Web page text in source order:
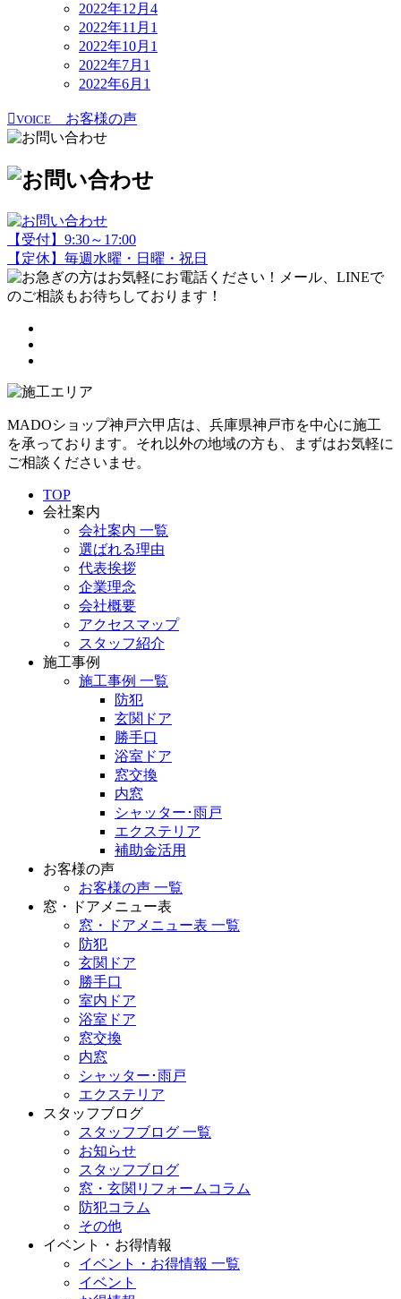
2022年12月 4
2022年11月 1
2022年10月 1
2022年7月 1
2022年6月 1
VOICE お客様の声
【受付】9:30～17:00
【定休】毎週水曜・日曜・祝日
MADOショップ神戸六甲店は、兵庫県神戸市を中心に施工
を承っております。それ以外の地域の方も、まずはお気軽に
ご相談くださいませ。
TOP
会社案内
会社案内 一覧
選ばれる理由
代表挨拶
企業理念
会社概要
アクセスマップ
スタッフ紹介
施工事例
施工事例 一覧
防犯
玄関ドア
勝手口
浴室ドア
窓交換
内窓
シャッター･雨戸
エクステリア
補助金活用
お客様の声
お客様の声 一覧
窓・ドアメニュー表
窓・ドアメニュー表 一覧
防犯
玄関ドア
勝手口
室内ドア
浴室ドア
窓交換
内窓
シャッター･雨戸
エクステリア
スタッフブログ
スタッフブログ 一覧
お知らせ
スタッフブログ
窓・玄関リフォームコラム
防犯コラム
その他
イベント・お得情報
イベント・お得情報 一覧
イベント